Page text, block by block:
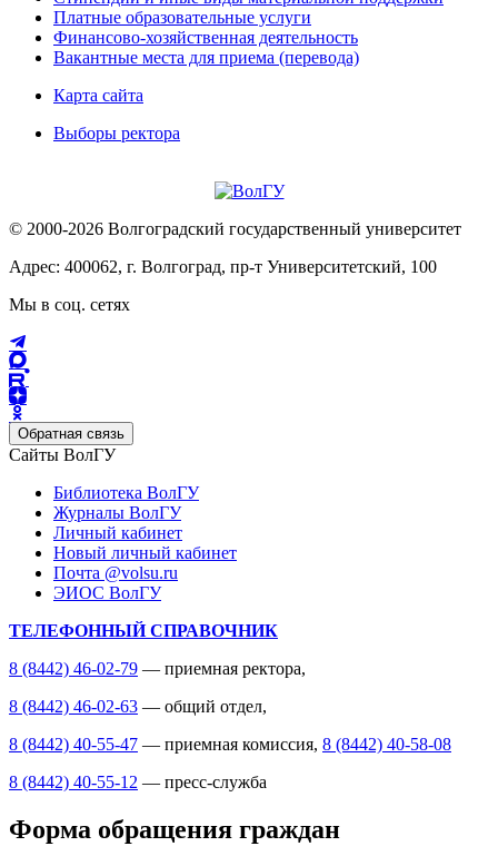
Платные образовательные услуги
Финансово-хозяйственная деятельность
Вакантные места для приема (перевода)
Карта сайта
Выборы ректора
© 2000-2026 Волгоградский государственный университет
Адрес: 400062, г. Волгоград, пр-т Университетский, 100
Мы в соц. сетях
Обратная связь
Сайты ВолГУ
Библиотека ВолГУ
Журналы ВолГУ
Личный кабинет
Новый личный кабинет
Почта @volsu.ru
ЭИОС ВолГУ
ТЕЛЕФОННЫЙ СПРАВОЧНИК
8 (8442) 46-02-79 — приемная ректора,
8 (8442) 46-02-63 — общий отдел,
8 (8442) 40-55-47 — приемная комиссия, 8 (8442) 40-58-08
8 (8442) 40-55-12 — пресс-служба
Форма обращения граждан